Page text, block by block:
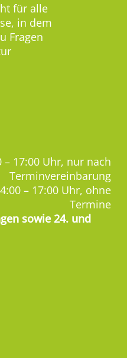
für alle
in dem
Fragen
– 17:00 Uhr, nur nach
Terminvereinbarung
– 17:00 Uhr, ohne
Termine
sowie 24. und